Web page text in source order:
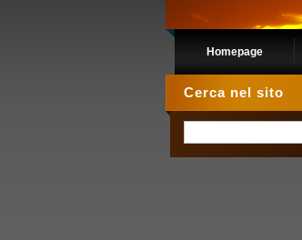
Homepage
Cerca nel sito